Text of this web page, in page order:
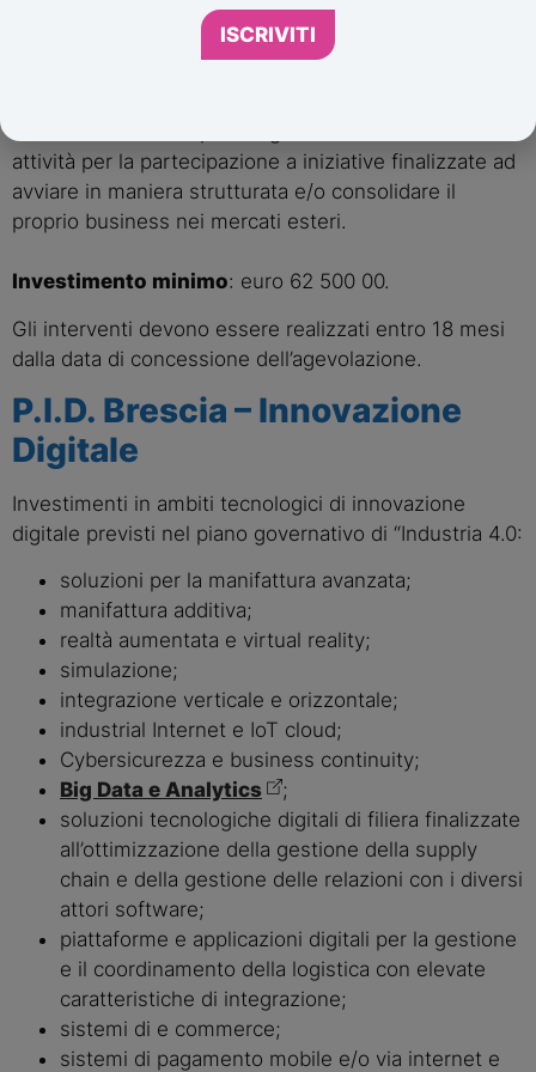
Sostegno a supporto
attività per la partecipazione a iniziative finalizzate ad
avviare in maniera strutturata e/o consolidare il
proprio business nei mercati esteri.
Investimento minimo: euro 62 500 00.
Gli interventi devono essere realizzati entro 18 mesi
dalla data di concessione dell’agevolazione.
P.I.D. Brescia – Innovazione
Digitale
Investimenti in ambiti tecnologici di innovazione
digitale previsti nel piano governativo di “Industria 4.0:
soluzioni per la manifattura avanzata;
manifattura additiva;
realtà aumentata e virtual reality;
simulazione;
integrazione verticale e orizzontale;
industrial Internet e IoT cloud;
Cybersicurezza e business continuity;
Big Data e Analytics
;
soluzioni tecnologiche digitali di filiera finalizzate
all’ottimizzazione della gestione della supply
chain e della gestione delle relazioni con i diversi
attori software;
piattaforme e applicazioni digitali per la gestione
e il coordinamento della logistica con elevate
caratteristiche di integrazione;
sistemi di e commerce;
sistemi di pagamento mobile e/o via internet e
ISCRIVITI